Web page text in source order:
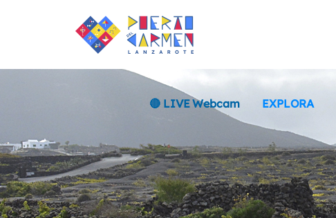
🔴 LIVE Webcam EXPLORA